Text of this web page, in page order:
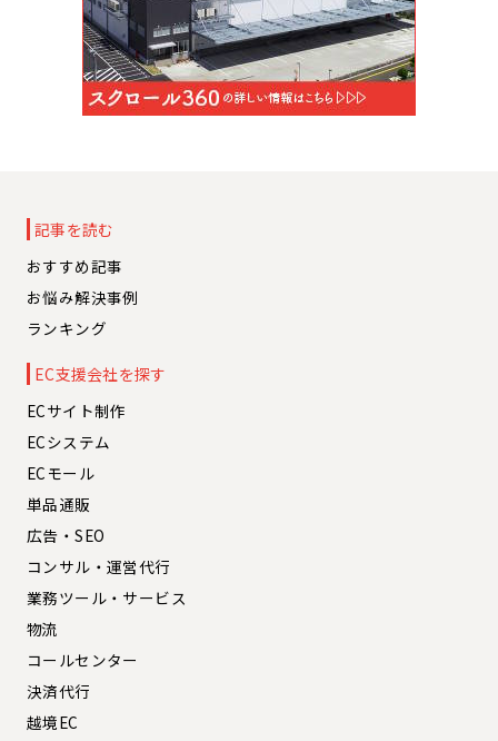
記事を読む
おすすめ記事
お悩み解決事例
ランキング
EC支援会社を探す
ECサイト制作
ECシステム
ECモール
単品通販
広告・SEO
コンサル・運営代行
業務ツール・サービス
物流
コールセンター
決済代行
越境EC